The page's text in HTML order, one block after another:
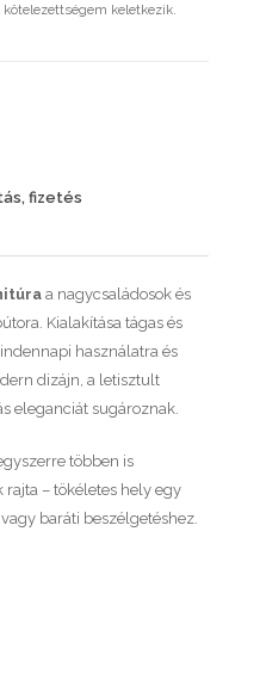
keletkezik.
fizetés
a nagycsaládosok és
Kialakítása tágas és
használatra és
dizájn, a letisztult
eleganciát sugároznak.
többen is
– tökéletes hely egy
baráti beszélgetéshez.